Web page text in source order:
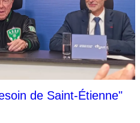
de Saint-Étienne"